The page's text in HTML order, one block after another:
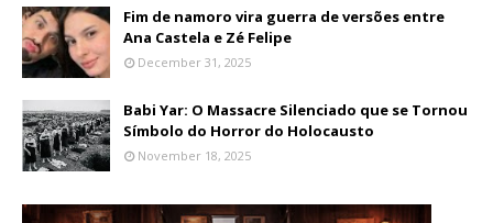
Fim de namoro vira guerra de versões entre
Ana Castela e Zé Felipe
December 31, 2025
Babi Yar: O Massacre Silenciado que se Tornou
Símbolo do Horror do Holocausto
November 18, 2025